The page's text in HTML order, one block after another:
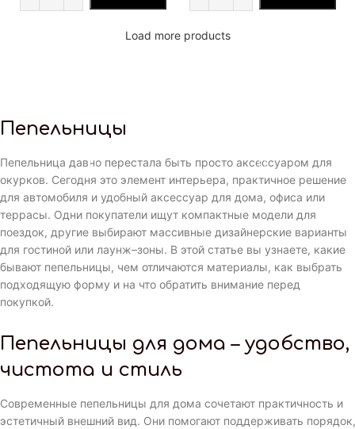
Пепельницы
Пепельница давно перестала быть просто аксессуаром для
окурков. Сегодня это элемент интерьера, практичное решение
для автомобиля и удобный аксессуар для дома, офиса или
террасы. Одни покупатели ищут компактные модели для
поездок, другие выбирают массивные дизайнерские варианты
для гостиной или лаунж–зоны. В этой статье вы узнаете, какие
бывают пепельницы, чем отличаются материалы, как выбрать
подходящую форму и на что обратить внимание перед
покупкой.
Пепельницы для дома – удобство,
чистота и стиль
Современные пепельницы для дома сочетают практичность и
эстетичный внешний вид. Они помогают поддерживать порядок,
Load more products